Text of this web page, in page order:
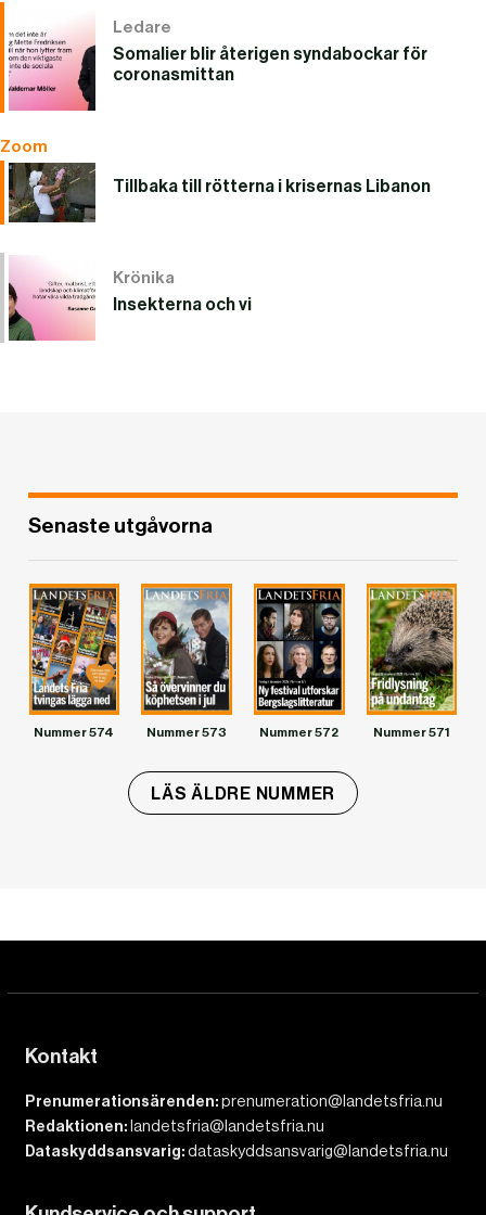
Ledare
Somalier blir återigen syndabockar för
coronasmittan
Zoom
Tillbaka till rötterna i krisernas Libanon
Krönika
Insekterna och vi
Senaste utgåvorna
Nummer 574 Nummer 573 Nummer 572 Nummer 571
LÄS ÄLDRE NUMMER
Kontakt
Prenumerationsärenden:prenumeration@landetsfria.nu
Redaktionen: landetsfria@landetsfria.nu
Dataskyddsansvarig:dataskyddsansvarig@landetsfria.nu